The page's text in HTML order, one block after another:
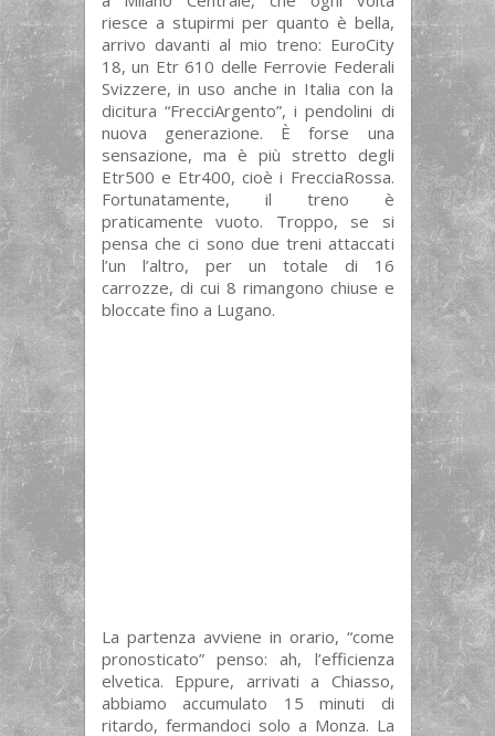
riesce a stupirmi per quanto è bella,
arrivo davanti al mio treno: EuroCity
18, un Etr 610 delle Ferrovie Federali
Svizzere, in uso anche in Italia con la
dicitura “FrecciArgento”, i pendolini di
nuova generazione. È forse una
sensazione, ma è più stretto degli
Etr500 e Etr400, cioè i FrecciaRossa.
Fortunatamente, il treno è
praticamente vuoto. Troppo, se si
pensa che ci sono due treni attaccati
l’un l’altro, per un totale di 16
carrozze, di cui 8 rimangono chiuse e
bloccate fino a Lugano.
La partenza avviene in orario, “come
pronosticato” penso: ah, l’efficienza
elvetica. Eppure, arrivati a Chiasso,
abbiamo accumulato 15 minuti di
ritardo, fermandoci solo a Monza. La